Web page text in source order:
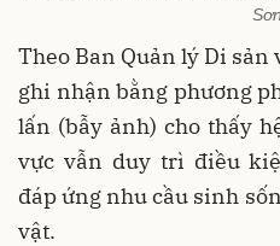
Theo Ban Quản lý Di sản
ghi nhận bằng phương
lấn (bẫy ảnh) cho thấy
vực vẫn duy trì điều
đáp ứng nhu cầu sinh
vật.